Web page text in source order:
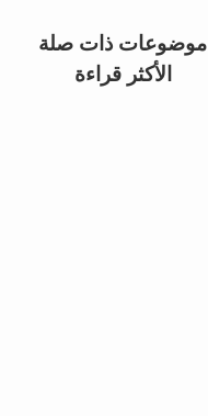
موضوعات ذات صلة
الأكثر قراءة